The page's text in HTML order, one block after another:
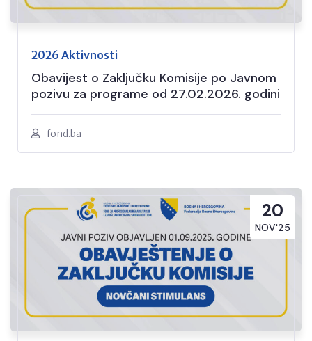
2026 Aktivnosti
Obavijest o Zaključku Komisije po Javnom
pozivu za programe od 27.02.2026. godini
fond.ba
20
NOV'25